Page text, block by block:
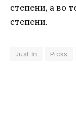
степени, а во
степени.
Just In Picks